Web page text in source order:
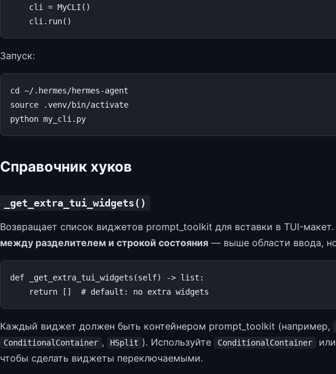
cli
= MyCLI ()
cli . run()
Запуск:
cd
source
.venv/bin/activate
python
Справочник хуков
_get_extra_tui_widgets()
Возвращает список виджетов prompt_toolkit для вставки в TUI-
между разделителем и строкой состояния — выше области ввода,
def _get_extra_tui_widgets (self) -> list :
return
[] # default: no extra widgets
Каждый виджет должен быть контейнером prompt_toolkit (например,
ConditionalContainer , HSplit ). Используйте ConditionalContainer или
чтобы сделать виджеты переключаемыми.